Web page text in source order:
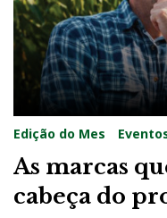
o
p
B
a
n
d
s
Edição do Mes
As marcas
cabeça do